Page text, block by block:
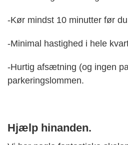
-Kør mindst 10 minutter før
-Minimal hastighed i hele
-Hurtig afsætning (og ingen
parkeringslommen.
Hjælp hinanden.